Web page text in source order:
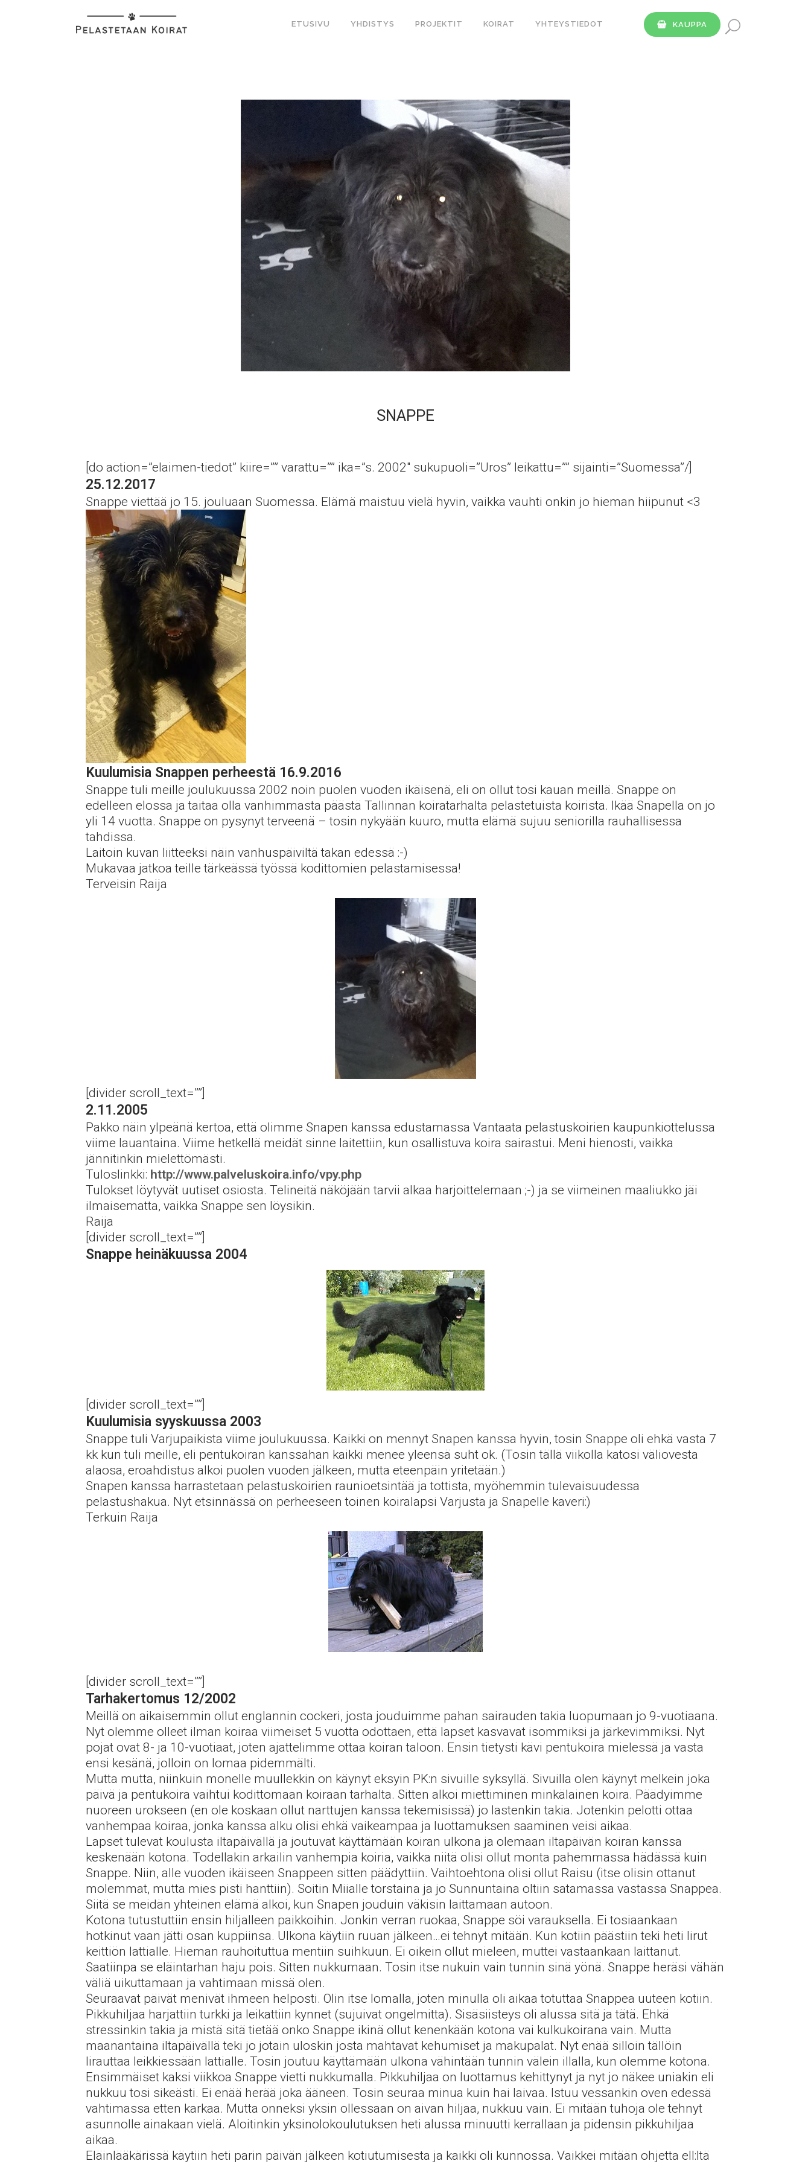
ETUSIVU YHDISTYS PROJEKTIT KOIRAT YHTEYSTIEDOT KAUPPA
SNAPPE
[do action=”elaimen-tiedot” kiire=”” varattu=”” ika=”s. 2002″ sukupuoli=”Uros” leikattu=”” sijainti=”Suomessa”/]
25.12.2017
Snappe viettää jo 15. jouluaan Suomessa. Elämä maistuu vielä hyvin, vaikka vauhti onkin jo hieman hiipunut <3
Kuulumisia Snappen perheestä 16.9.2016
Snappe tuli meille joulukuussa 2002 noin puolen vuoden ikäisenä, eli on ollut tosi kauan meillä. Snappe on
edelleen elossa ja taitaa olla vanhimmasta päästä Tallinnan koiratarhalta pelastetuista koirista. Ikää Snapella on jo
yli 14 vuotta. Snappe on pysynyt terveenä – tosin nykyään kuuro, mutta elämä sujuu seniorilla rauhallisessa
tahdissa.
Laitoin kuvan liitteeksi näin vanhuspäiviltä takan edessä :-)
Mukavaa jatkoa teille tärkeässä työssä kodittomien pelastamisessa!
Terveisin Raija
[divider scroll_text=””]
2.11.2005
Pakko näin ylpeänä kertoa, että olimme Snapen kanssa edustamassa Vantaata pelastuskoirien kaupunkiottelussa
viime lauantaina. Viime hetkellä meidät sinne laitettiin, kun osallistuva koira sairastui. Meni hienosti, vaikka
jännitinkin mielettömästi.
Tuloslinkki: http://www.palveluskoira.info/vpy.php
Tulokset löytyvät uutiset osiosta. Telineitä näköjään tarvii alkaa harjoittelemaan ;-) ja se viimeinen maaliukko jäi
ilmaisematta, vaikka Snappe sen löysikin.
Raija
[divider scroll_text=””]
Snappe heinäkuussa 2004
[divider scroll_text=””]
Kuulumisia syyskuussa 2003
Snappe tuli Varjupaikista viime joulukuussa. Kaikki on mennyt Snapen kanssa hyvin, tosin Snappe oli ehkä vasta 7
kk kun tuli meille, eli pentukoiran kanssahan kaikki menee yleensä suht ok. (Tosin tällä viikolla katosi väliovesta
alaosa, eroahdistus alkoi puolen vuoden jälkeen, mutta eteenpäin yritetään.)
Snapen kanssa harrastetaan pelastuskoirien raunioetsintää ja tottista, myöhemmin tulevaisuudessa
pelastushakua. Nyt etsinnässä on perheeseen toinen koiralapsi Varjusta ja Snapelle kaveri:)
Terkuin Raija
[divider scroll_text=””]
Tarhakertomus 12/2002
Meillä on aikaisemmin ollut englannin cockeri, josta jouduimme pahan sairauden takia luopumaan jo 9-vuotiaana.
Nyt olemme olleet ilman koiraa viimeiset 5 vuotta odottaen, että lapset kasvavat isommiksi ja järkevimmiksi. Nyt
pojat ovat 8- ja 10-vuotiaat, joten ajattelimme ottaa koiran taloon. Ensin tietysti kävi pentukoira mielessä ja vasta
ensi kesänä, jolloin on lomaa pidemmälti.
Mutta mutta, niinkuin monelle muullekkin on käynyt eksyin PK:n sivuille syksyllä. Sivuilla olen käynyt melkein joka
päivä ja pentukoira vaihtui kodittomaan koiraan tarhalta. Sitten alkoi miettiminen minkälainen koira. Päädyimme
nuoreen urokseen (en ole koskaan ollut narttujen kanssa tekemisissä) jo lastenkin takia. Jotenkin pelotti ottaa
vanhempaa koiraa, jonka kanssa alku olisi ehkä vaikeampaa ja luottamuksen saaminen veisi aikaa.
Lapset tulevat koulusta iltapäivällä ja joutuvat käyttämään koiran ulkona ja olemaan iltapäivän koiran kanssa
keskenään kotona. Todellakin arkailin vanhempia koiria, vaikka niitä olisi ollut monta pahemmassa hädässä kuin
Snappe. Niin, alle vuoden ikäiseen Snappeen sitten päädyttiin. Vaihtoehtona olisi ollut Raisu (itse olisin ottanut
molemmat, mutta mies pisti hanttiin). Soitin Miialle torstaina ja jo Sunnuntaina oltiin satamassa vastassa Snappea.
Siitä se meidän yhteinen elämä alkoi, kun Snapen jouduin väkisin laittamaan autoon.
Kotona tutustuttiin ensin hiljalleen paikkoihin. Jonkin verran ruokaa, Snappe söi varauksella. Ei tosiaankaan
hotkinut vaan jätti osan kuppiinsa. Ulkona käytiin ruuan jälkeen…ei tehnyt mitään. Kun kotiin päästiin teki heti lirut
keittiön lattialle. Hieman rauhoituttua mentiin suihkuun. Ei oikein ollut mieleen, muttei vastaankaan laittanut.
Saatiinpa se eläintarhan haju pois. Sitten nukkumaan. Tosin itse nukuin vain tunnin sinä yönä. Snappe heräsi vähän
väliä uikuttamaan ja vahtimaan missä olen.
Seuraavat päivät menivät ihmeen helposti. Olin itse lomalla, joten minulla oli aikaa totuttaa Snappea uuteen kotiin.
Pikkuhiljaa harjattiin turkki ja leikattiin kynnet (sujuivat ongelmitta). Sisäsiisteys oli alussa sitä ja tätä. Ehkä
stressinkin takia ja mistä sitä tietää onko Snappe ikinä ollut kenenkään kotona vai kulkukoirana vain. Mutta
maanantaina iltapäivällä teki jo jotain uloskin josta mahtavat kehumiset ja makupalat. Nyt enää silloin tällöin
lirauttaa leikkiessään lattialle. Tosin joutuu käyttämään ulkona vähintään tunnin välein illalla, kun olemme kotona.
Ensimmäiset kaksi viikkoa Snappe vietti nukkumalla. Pikkuhiljaa on luottamus kehittynyt ja nyt jo näkee uniakin eli
nukkuu tosi sikeästi. Ei enää herää joka ääneen. Tosin seuraa minua kuin hai laivaa. Istuu vessankin oven edessä
vahtimassa etten karkaa. Mutta onneksi yksin ollessaan on aivan hiljaa, nukkuu vain. Ei mitään tuhoja ole tehnyt
asunnolle ainakaan vielä. Aloitinkin yksinolokoulutuksen heti alussa minuutti kerrallaan ja pidensin pikkuhiljaa
aikaa.
Eläinlääkärissä käytiin heti parin päivän jälkeen kotiutumisesta ja kaikki oli kunnossa. Vaikkei mitään ohjetta ell:ltä